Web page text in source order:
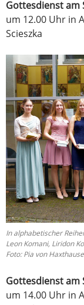
Gottesdienst am
um 12.00 Uhr in
Scieszka
In alphabetischer
Leon Komani, Liridon
Foto: Pia von
Gottesdienst am
um 14.00 Uhr in